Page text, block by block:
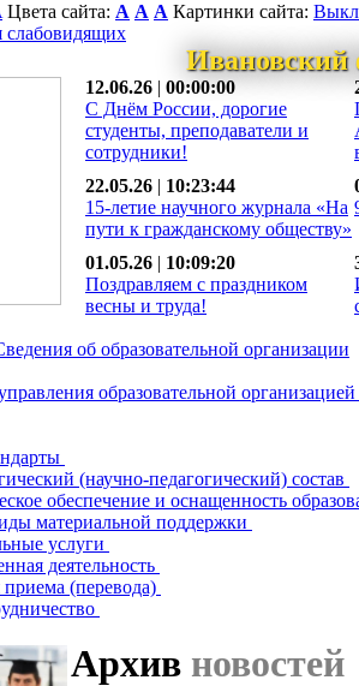
Цвета сайта: A A A Картинки сайта: Выкл
слабовидящих
12.06.26 | 00:00:00
С Днём России, дорогие
студенты, преподаватели и
сотрудники!
22.05.26 | 10:23:44
15-летие научного журнала «На
пути к гражданскому обществу»
01.05.26 | 10:09:20
Поздравляем с праздником
весны и труда!
об образовательной организации
образовательной организацией
(научно-педагогический) состав
обеспечение и оснащенность
материальной поддержки
услуги
деятельность
(перевода)
Архив новостей